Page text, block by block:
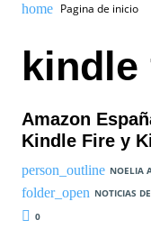
Pagina de inicio
kindle
Amazon
Kindle Fire y
NOELIA
NOTICIAS
0